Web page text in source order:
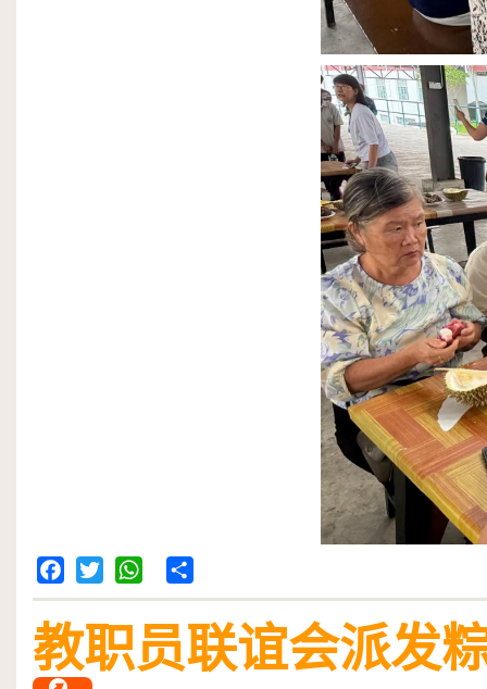
Facebook
TwitterWhatsApp
Share
教职员联谊会派发